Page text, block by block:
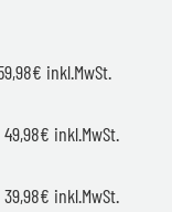
inkl.MwSt.
inkl.MwSt.
inkl.MwSt.